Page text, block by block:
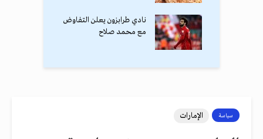
نادي طرابزون يعلن التفاوض
مع محمد صلاح
سياسة الإمارات